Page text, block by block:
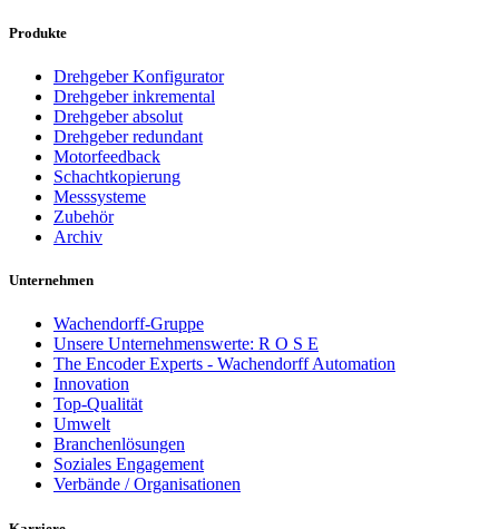
Produkte
Drehgeber Konfigurator
Drehgeber inkremental
Drehgeber absolut
Drehgeber redundant
Motorfeedback
Schachtkopierung
Messsysteme
Zubehör
Archiv
Unternehmen
Wachendorff-Gruppe
Unsere Unternehmenswerte: R O S E
The Encoder Experts - Wachendorff Automation
Innovation
Top-Qualität
Umwelt
Branchenlösungen
Soziales Engagement
Verbände / Organisationen